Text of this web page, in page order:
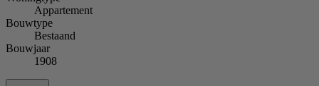
Appartement
Bouwtype
Bestaand
Bouwjaar
1908